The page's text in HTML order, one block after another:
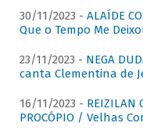
30/11/2023 - ALAÍDE
Que o Tempo Me
23/11/2023 - NEGA
canta Clementina de
16/11/2023 - REIZILAN
PROCÓPIO / Velhas